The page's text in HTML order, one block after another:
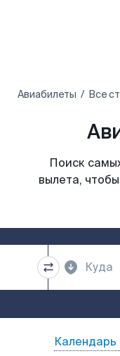
Авиабилеты Все
Поиск
вылета,
Календарь